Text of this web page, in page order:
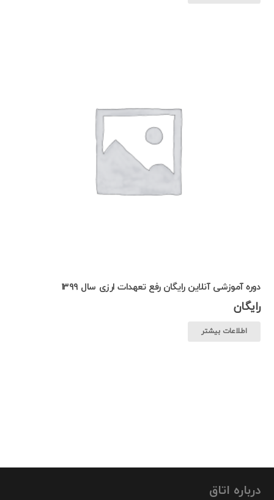
دوره آموزشی آنلاین رایگان رفع تعهدات ارزی سال ۱۳۹۹
رایگان
اطلاعات بیشتر
درباره اتاق